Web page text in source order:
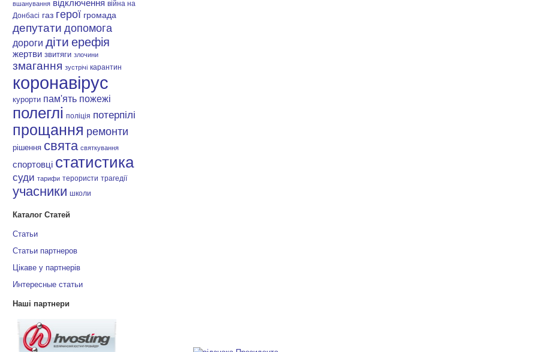
вшанування відключення війна на
Донбасі газ герої громада
депутати допомога
дороги діти ерефія
жертви звитяги злочини
змагання зустрічі карантин
коронавірус
курорти пам'ять пожежі
полеглі поліція потерпілі
прощання ремонти
рішення свята святкування
спортовці статистика
суди тарифи терористи трагедії
учасники школи
Каталог Статей
Статьи
Статьи партнеров
Цікаве у партнерів
Интересные статьи
Наші партнери